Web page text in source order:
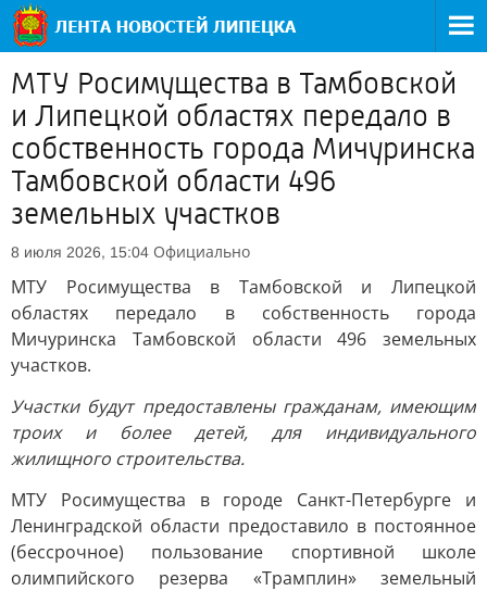
МТУ Росимущества в Тамбовской
и Липецкой областях передало в
собственность города Мичуринска
Тамбовской области 496
земельных участков
8 июля 2026, 15:04 Официально
МТУ Росимущества в Тамбовской и Липецкой
областях передало в собственность города
Мичуринска Тамбовской области 496 земельных
участков.
Участки будут предоставлены гражданам, имеющим
троих и более детей, для индивидуального
жилищного строительства.
МТУ Росимущества в городе Санкт-Петербурге и
Ленинградской области предоставило в постоянное
(бессрочное) пользование спортивной школе
олимпийского резерва «Трамплин» земельный